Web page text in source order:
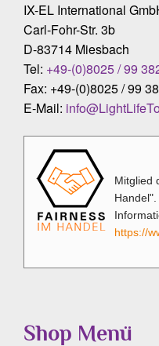
IX-EL International
Carl-Fohr-Str. 3b
D-83714 Miesbach
Tel: +49-(0)8025 / 99
Fax: +49-(0)8025 / 99
E-Mail:
Mitglied
Handel".
https://
Shop Menü